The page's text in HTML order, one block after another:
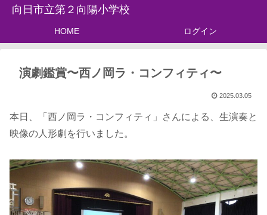
向日市立第２向陽小学校
HOME ログイン
演劇鑑賞〜西ノ岡ラ・コンフィティ〜
2025.03.05
本日、「西ノ岡ラ・コンフィティ」さんによる、生演奏と
映像の人形劇を行いました。